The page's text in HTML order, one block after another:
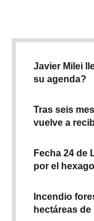
Javier Milei
su agenda?
Tras seis
vuelve a
Fecha 24 de
por el
Incendio
hectáreas